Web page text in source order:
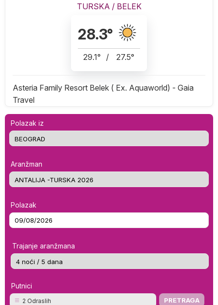
TURSKA / BELEK
28.3°
29.1° / 27.5°
Asteria Family Resort Belek ( Ex. Aquaworld) - Gaia
Travel
Polazak iz
Aranžman
Polazak
Trajanje aranžmana
Putnici
2 Odraslih